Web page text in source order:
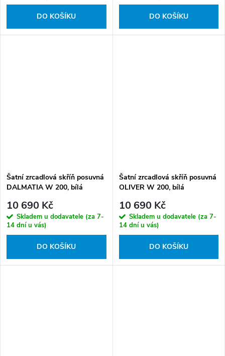
DO KOŠÍKU DO KOŠÍKU
Šatní zrcadlová skříň posuvná
DALMATIA W 200, bílá
10 690 Kč
Skladem u dodavatele (za 7-
14 dní u vás)
DO KOŠÍKU
Šatní zrcadlová skříň posuvná
OLIVER W 200, bílá
10 690 Kč
Skladem u dodavatele (za 7-
14 dní u vás)
DO KOŠÍKU